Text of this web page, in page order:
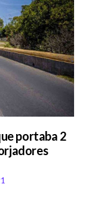
portaba 2